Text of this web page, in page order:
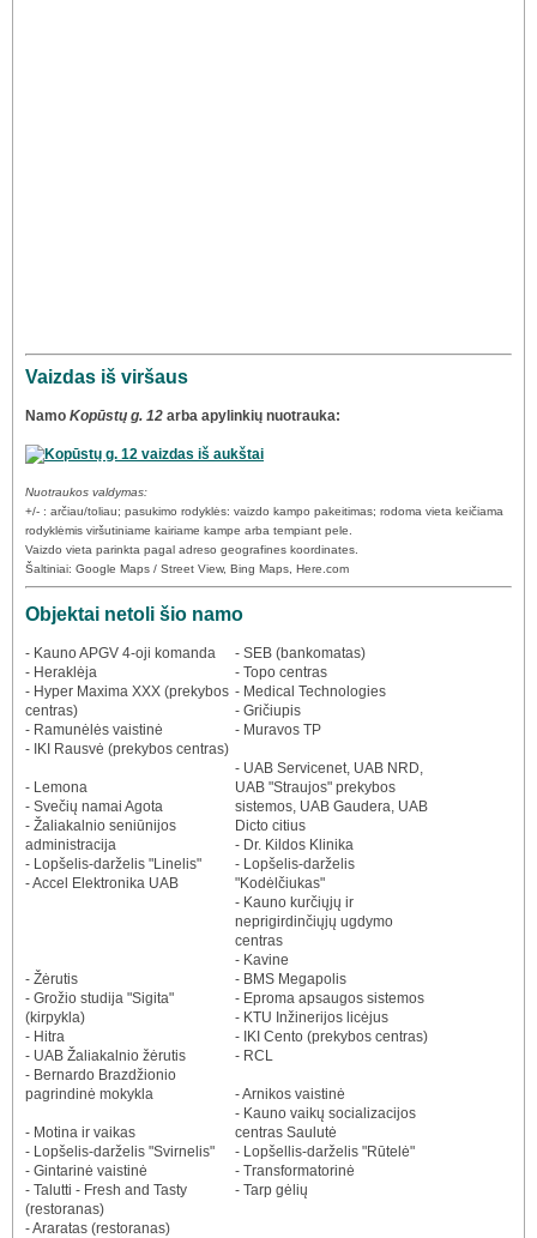
Vaizdas iš viršaus
Namo Kopūstų g. 12 arba apylinkių nuotrauka:
Nuotraukos valdymas:
+/- : arčiau/toliau; pasukimo rodyklės: vaizdo kampo pakeitimas; rodoma vieta keičiama
rodyklėmis viršutiniame kairiame kampe arba tempiant pele.
Vaizdo vieta parinkta pagal adreso geografines koordinates.
Šaltiniai: Google Maps / Street View, Bing Maps, Here.com
Objektai netoli šio namo
- Kauno APGV 4-oji komanda
- Heraklėja
- Hyper Maxima XXX (prekybos
centras)
- Ramunėlės vaistinė
- IKI Rausvė (prekybos centras)
- Lemona
- Svečių namai Agota
- Žaliakalnio seniūnijos
administracija
- Lopšelis-darželis "Linelis"
- Accel Elektronika UAB
- SEB (bankomatas)
- Topo centras
- Medical Technologies
- Gričiupis
- Muravos TP
- UAB Servicenet, UAB NRD,
UAB "Straujos" prekybos
sistemos, UAB Gaudera, UAB
Dicto citius
- Dr. Kildos Klinika
- Lopšelis-darželis
"Kodėlčiukas"
- Kauno kurčiųjų ir
neprigirdinčiųjų ugdymo
centras
- Kavine
- Žėrutis
- Grožio studija "Sigita"
(kirpykla)
- Hitra
- UAB Žaliakalnio žėrutis
- Bernardo Brazdžionio
pagrindinė mokykla
- Motina ir vaikas
- Lopšelis-darželis "Svirnelis"
- Gintarinė vaistinė
- Talutti - Fresh and Tasty
(restoranas)
- Araratas (restoranas)
- BMS Megapolis
- Eproma apsaugos sistemos
- KTU Inžinerijos licėjus
- IKI Cento (prekybos centras)
- RCL
- Arnikos vaistinė
- Kauno vaikų socializacijos
centras Saulutė
- Lopšellis-darželis "Rūtelė"
- Transformatorinė
- Tarp gėlių